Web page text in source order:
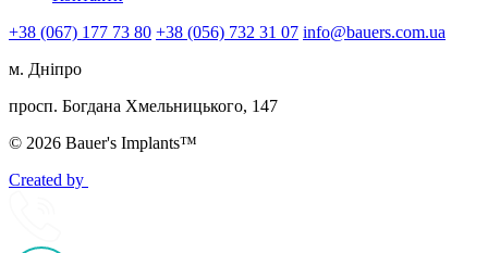
+38 (067) 177 73 80 +38 (056) 732 31 07 info@bauers.com.ua
м. Дніпро
просп. Богдана Хмельницького, 147
© 2026 Bauer's Implants™
Created by